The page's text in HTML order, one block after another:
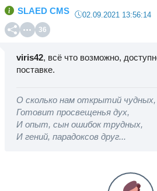
SLAED CMS 02.09.2021 13:56:14
36
viris42, всё что возможно,
поставке.
О сколько нам открытий чудных,
Готовит просвещенья дух,
И опыт, сын ошибок трудных,
И гений, парадоксов друг...